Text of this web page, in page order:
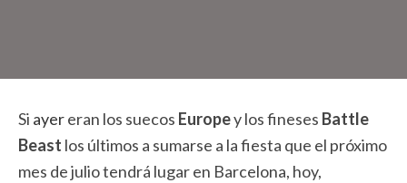
Si ayereran los suecos Europey los fineses Battle
Beast los últimos a sumarse a la fiesta que el próximo
mes de julio tendrá lugar en Barcelona, hoy,